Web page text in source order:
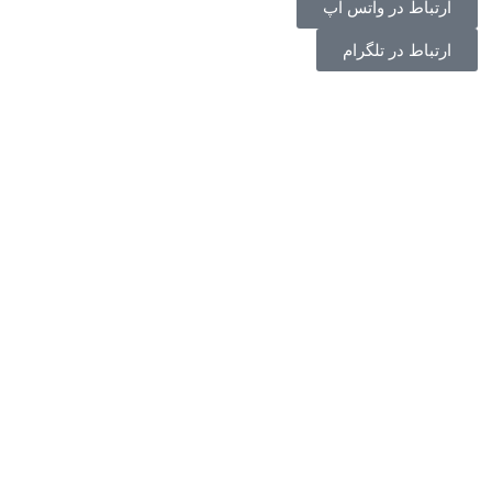
ارتباط در واتس اپ
ارتباط در تلگرام